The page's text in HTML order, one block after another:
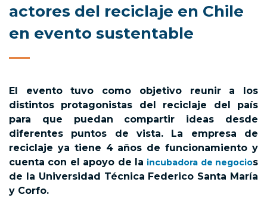
actores del reciclaje en Chile
en evento sustentable
El evento tuvo como objetivo reunir a los
distintos protagonistas del reciclaje del país
para que puedan compartir ideas desde
diferentes puntos de vista. La empresa de
reciclaje ya tiene 4 años de funcionamiento y
cuenta con el apoyo de la incubadora de negocios
de la Universidad Técnica Federico Santa María
y Corfo.